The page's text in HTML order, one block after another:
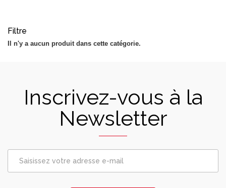
Filtre
Il n'y a aucun produit dans cette catégorie.
Inscrivez-vous à la
Newsletter